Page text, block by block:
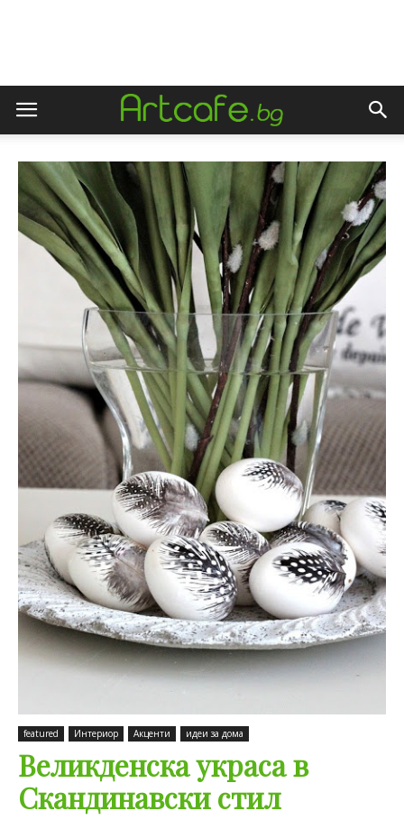
featured Интериор Акценти идеи за дома
Великденска украса в
Скандинавски стил